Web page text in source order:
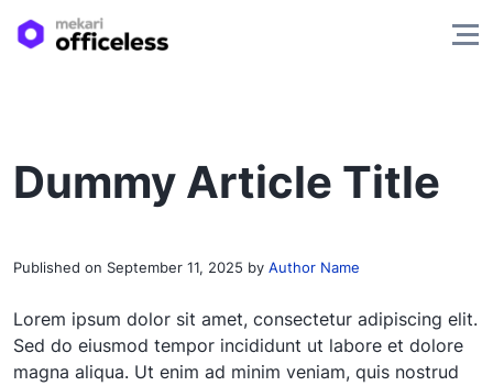
Dummy Article Title
Published on September 11, 2025 by Author Name
Lorem ipsum dolor sit amet, consectetur adipiscing elit.
Sed do eiusmod tempor incididunt ut labore et dolore
magna aliqua. Ut enim ad minim veniam, quis nostrud